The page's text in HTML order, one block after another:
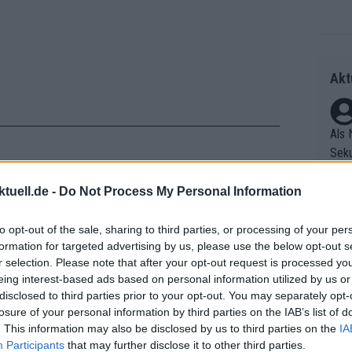
- Do Not Process My Personal Information
opt-out of the sale, sharing to third parties, or processing of your
for targeted advertising by us, please use the below opt-out
selection. Please note that after your opt-out request is processed
interest-based ads based on personal information utilized by us
to third parties prior to your opt-out. You may separately
of your personal information by third parties on the IAB’s list of
This information may also be disclosed by us to third parties on the
Participants that may further disclose it to other third parties.
Classic (1.Pro), wurde Zweiter
Plätze bei den WorldTour-Klassikern
fuhr zudem bei den übrigen
hat, fehlt ihm noch das
Titel oder ein Tour-de-France-
Als
er
rifft
Die
as
ür
ss
as
et.